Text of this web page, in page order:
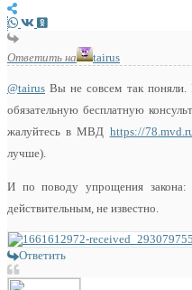
Ответить на tairus
@tairus Вы не совсем так поняли.
обязательную бесплатную
жалуйтесь в МВД https://
лучше).
И по поводу упрощения закона:
действительным, не известно.
Ответить